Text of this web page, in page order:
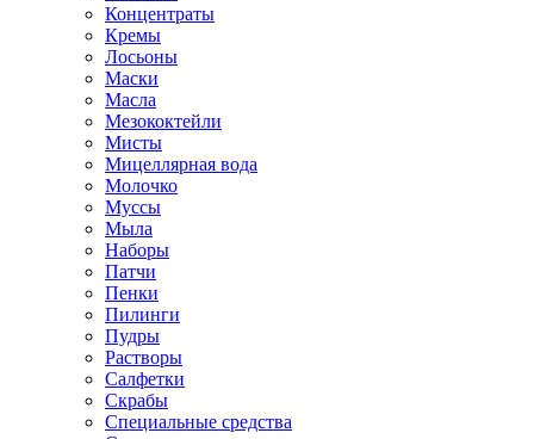
Концентраты
Кремы
Лосьоны
Маски
Масла
Мезококтейли
Мисты
Мицеллярная вода
Молочко
Муссы
Мыла
Наборы
Патчи
Пенки
Пилинги
Пудры
Растворы
Салфетки
Скрабы
Специальные средства